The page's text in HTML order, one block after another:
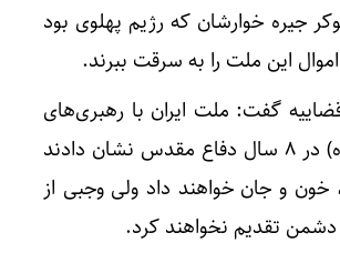
جیره خوارشان که رژیم پهلوی بود
این ملت را به سرقت ببرند.
گفت: ملت ایران با رهبری‌های
داهیانه امام (ره) در ۸ سال دفاع مقدس نشان دادند
و جان خواهند داد ولی وجبی از
تقدیم نخواهند کرد.